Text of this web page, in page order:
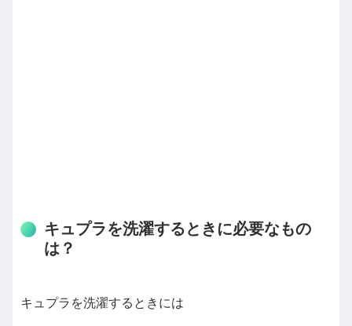
キュプラを洗濯するときに必要なもの
は？
キュプラを洗濯するときには